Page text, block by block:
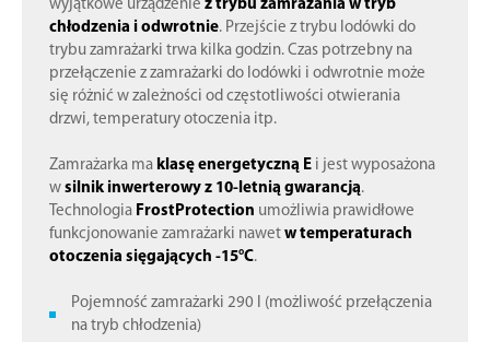
wyjątkowe urządzenie z trybu zamrażania w tryb
chłodzenia i odwrotnie. Przejście z trybu lodówki do
trybu zamrażarki trwa kilka godzin. Czas potrzebny na
przełączenie z zamrażarki do lodówki i odwrotnie może
się różnić w zależności od częstotliwości otwierania
drzwi, temperatury otoczenia itp.
Zamrażarka ma klasę energetyczną E i jest wyposażona
w silnik inwerterowy z 10-letnią gwarancją.
Technologia FrostProtection umożliwia prawidłowe
funkcjonowanie zamrażarki nawet w temperaturach
otoczenia sięgających -15°C.
Pojemność zamrażarki 290 l (możliwość przełączenia
na tryb chłodzenia)